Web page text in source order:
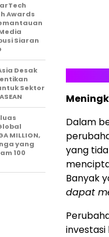
Dalam
yang
Banyak
dapat
investasi
Awards
Siaran
Desak
Sektor
MILLION,
yang
100